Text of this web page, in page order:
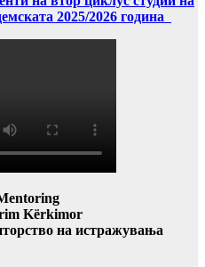
2025/2026 година
Kërkimor
на истражувања